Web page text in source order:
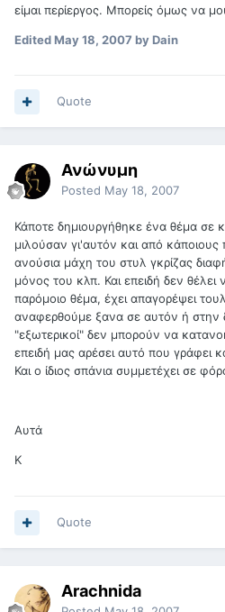
είμαι περίεργος. Μπορείς όμως να
EditedMay 18, 2007 by Dain
Quote
Ανώνυμη
Posted May 18, 2007
Κάποτε δημιουργήθηκε ένα θέμα σε
μιλούσαν γι'αυτόν και από κάποιους
ανούσια μάχη του στυλ γκρίζας
μόνος του κλπ. Και επειδή δεν θέλει
παρόμοιο θέμα, έχει απαγορέψει
αναφερθούμε ξανα σε αυτόν ή στην
"εξωτερικοί" δεν μπορούν να
επειδή μας αρέσει αυτό που γράφει
Και ο ίδιος σπάνια συμμετέχει σε
Αυτά
Κ
Quote
Arachnida